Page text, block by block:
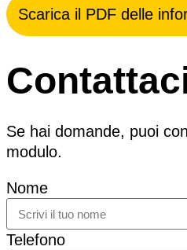
Scarica il PDF delle
Se hai domande, puoi
modulo.
Nome
Telefono